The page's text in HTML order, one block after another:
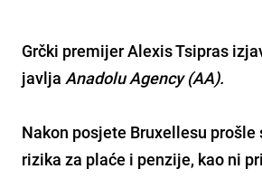
Grčki premijerAlexis Tsipras
javlja Anadolu Agency (AA).
Nakon posjete Bruxellesu
rizika za plaće i penzije, kao ni